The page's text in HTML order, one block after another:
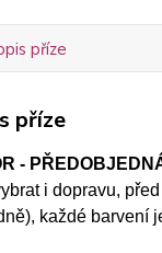
příze
příze
-
i dopravu,
každé barvení